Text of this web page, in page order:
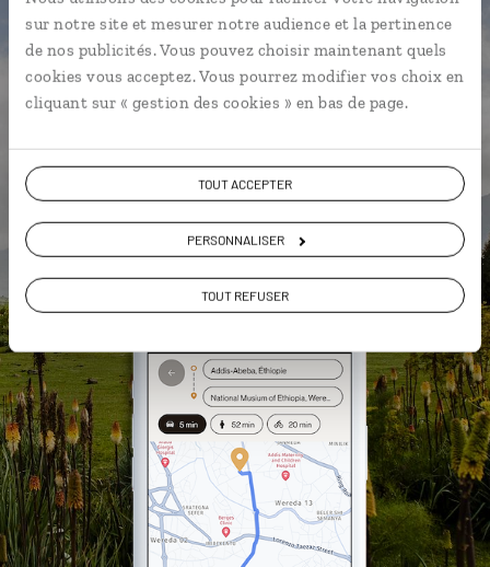
sur notre site et mesurer notre audience et la pertinence
de nos publicités. Vous pouvez choisir maintenant quels
cookies vous acceptez. Vous pourrez modifier vos choix en
cliquant sur « gestion des cookies » en bas de page.
TOUT ACCEPTER
PERSONNALISER
TOUT REFUSER
Notre sélection d'églises et
monastères
La playlist de votre voyage
vous-même
DÉCOUVRIR LUCIOLE